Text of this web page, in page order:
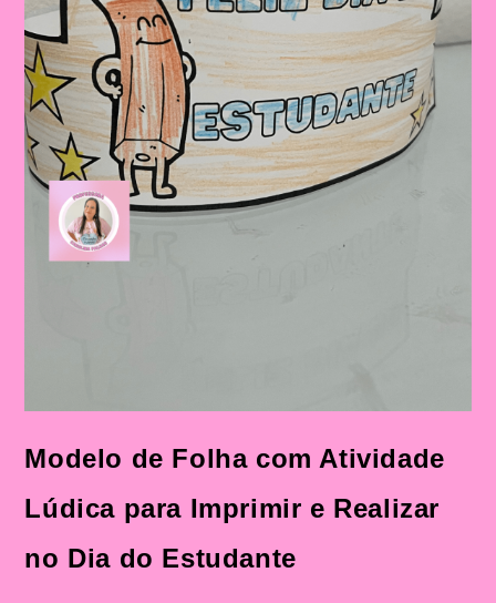
Modelo de Folha com Atividade
Lúdica para Imprimir e Realizar
no Dia do Estudante